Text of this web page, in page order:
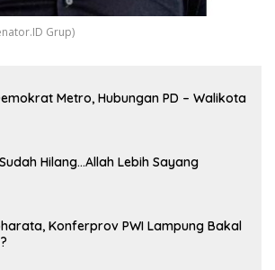
Grup)
Metro, Hubungan PD – Walikota
Hilang…Allah Lebih Sayang
Konferprov PWI Lampung Bakal